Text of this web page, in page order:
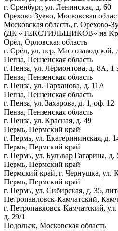
г. Оренбург, ул. Ленинская, д. 60
Орехово-Зуево, Московская
Московская область, г. Орехово-
(ДК «ТЕКСТИЛЬЩИКОВ» на
Орёл, Орловская область
г. Орёл, ул. пер. Маслозаводской,
Пенза, Пензенская область
г. Пенза, ул. Лермонтова, д. 8А, 1
Пенза, Пензенская область
г. Пенза, ул. Тарханова, д. 11А
Пенза, Пензенская область
г. Пенза, ул. Захарова, д. 1, оф. 12
Пенза, Пензенская область
г. Пенза, ул. Красная, д. 49
Пермь, Пермский край
г. Пермь, ул. Екатерининская, д.
Пермь, Пермский край
г. Пермь, ул. Бульвар Гагарина, д.
Пермь, Пермский край
Пермский край, г. Чернушка, ул.
Пермь, Пермский край
г. Пермь, ул. Сибирская, д. 35,
Петропавловск-Камчатский,
г. Петропавловск-Камчатский,
д. 29/1
Подольск, Московская область